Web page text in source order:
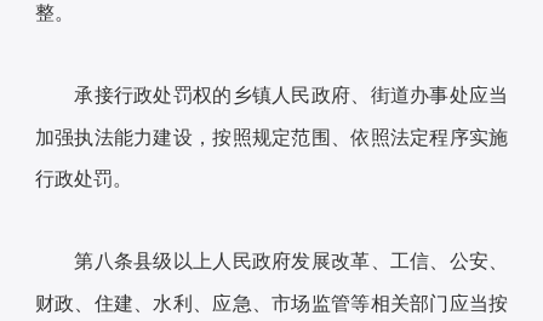
整。
承接行政处罚权的乡镇人民政府、街道办事处应当
加强执法能力建设，按照规定范围、依照法定程序实施
行政处罚。
第八条县级以上人民政府发展改革、工信、公安、
财政、住建、水利、应急、市场监管等相关部门应当按